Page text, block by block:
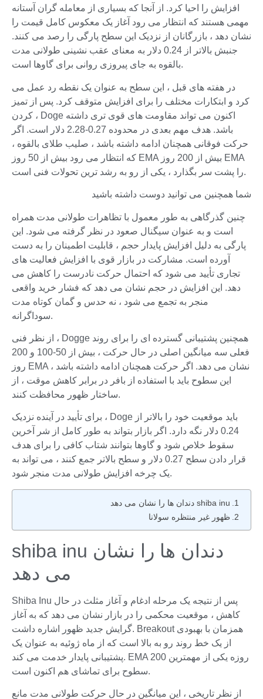
افزایش را احیا کرد. از آنجا که بسیاری از معامله گران آستانه
مهمی هستند که انتظار می رود آغاز یک معکوس کامل قیمت را
نشان دهد ، بازرگانان از نزدیک این سطح پارگی را رصد می کنند.
جنبش بالاتر از 0.24 دلار به معنای عقب نشینی طولانی مدت
بالقوه به جای پیروزی روانی برای گاوها است.
در هفته های قبل ، این سطح به عنوان یک نقطه رد عمل می
کرد و ابتکارات مختلف را برای افزایش متوقف کرد. پس از تمیز
کردن ، Doge اکنون می تواند مقاومت های قوی تری داشته
باشد. هدف مهم بعدی در محدوده 0.27-2.28 دلار است. اگر
حرکت فوقانی همچنان ادامه داشته باشد ، صلیب طلای بالقوه ،
که انتظار می رود بیش از 50 روز EMA بیش از 200 روز EMA
را پشت سر بگذارد ، یکی از رو به رشد ترین تحولات فنی است.
شما همچنین می توانید دوست داشته باشید
چنین گذرگاهی به طور معمول با تظاهرات طولانی مدت همراه
است و به عنوان سیگنال صعود در نظر گرفته می شود. این
پارگی به دلیل افزایش پایدار حجم ، قابلیت اطمینان را به دست
آورده است. مشارکت در بازار قوی با افزایش فعالیت های
تجاری تأیید می شود که احتمال حرکت نادرست را کاهش می
دهد. این افزایش در حجم نشان می دهد که فشار خرید واقعی
منجر به تجمع می شود ، نه حدس و گمان کوتاه مدت
سوداگرانه.
از نظر فنی ، Dogge همچنین پشتیبانی گسترده ای را برای روند
فعلی سه میانگین اصلی در حال حرکت ، بیش از 50-100 و 200
روز EMA نشان می دهد. اگر حرکت همچنان ادامه داشته باشد ،
این سطوح باید با استفاده از بافر در برابر کاهش موقت ، از
ساختار ظهور محافظت کنند.
برای تأیید در آینده نزدیک ، Doge باید موقعیت خود را بالاتر از
0.24 دلار نگه دارد. اگر بازار بتواند به طور کامل از شر آخرین
سقوط خلاص شود و گاوها بتوانند شتاب کافی را برای هدف
قرار دادن سطح 0.27 دلار و سطح بالاتر جمع کنند ، می تواند به
یک چرخه افزایش طولانی مدت منجر شود.
shiba inu دندان ها را نشان می دهد
ظهور غیر منتظره سولانا
shiba inu دندان ها را نشان
می دهد
Shiba Inu پس از نتیجه یک مرحله ادغام و آغاز مثلث در حال
کاهش ، موقعیت محکمی را در بازار نشان می دهد که به آغاز
گرایش جدید ظهور اشاره داشت. Breakout همزمان با بهبودی
از یک خط روند رو به بالا است که از ماه ژوئیه به عنوان یک
پشتیبانی پایدار خدمت می کند. EMA 200 روزه یکی از مهمترین
سطوح برای تماشای هم اکنون است.
از نظر تاریخی ، این میانگین در حال حرکت طولانی مدت مانع